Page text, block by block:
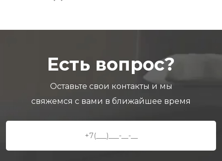
Есть вопрос?
Оставьте свои контакты и мы
свяжемся с вами в ближайшее время